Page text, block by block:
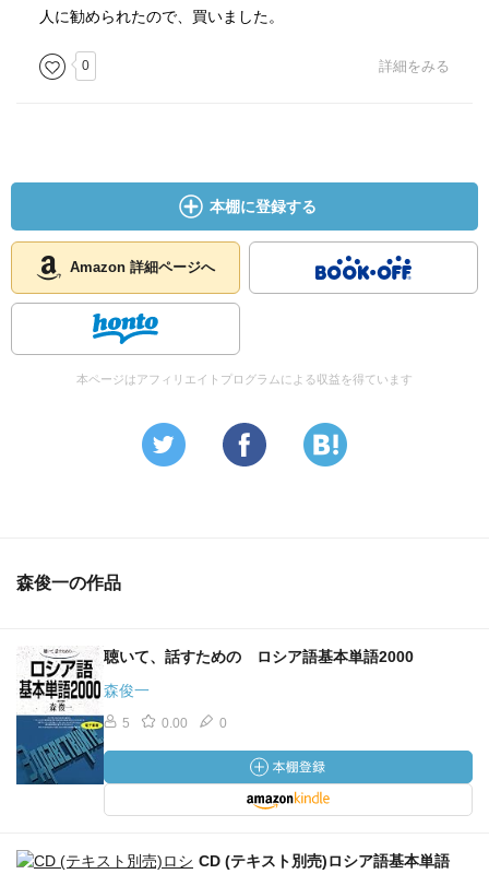
人に勧められたので、買いました。
0 詳細をみる
本棚に登録する
Amazon 詳細ページへ
本ページはアフィリエイトプログラムによる収益を得ています
森俊一の作品
聴いて、話すための ロシア語基本単語2000
森俊一
5 0.00 0
CD (テキスト別売)ロシア語基本単語